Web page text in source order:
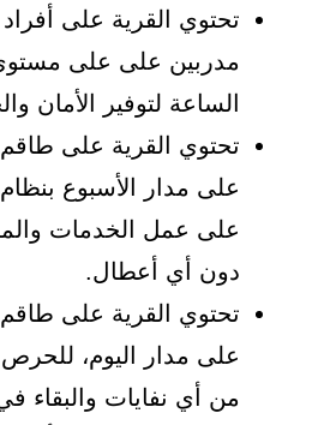
تحتوي القرية على
مدربين على على
الساعة لتوفير الأمان
تحتوي القرية على
على مدار الأسبوع
على عمل الخدمات
دون أي أعطال.
تحتوي القرية على
على مدار اليوم،
من أي نفايات والبقاء